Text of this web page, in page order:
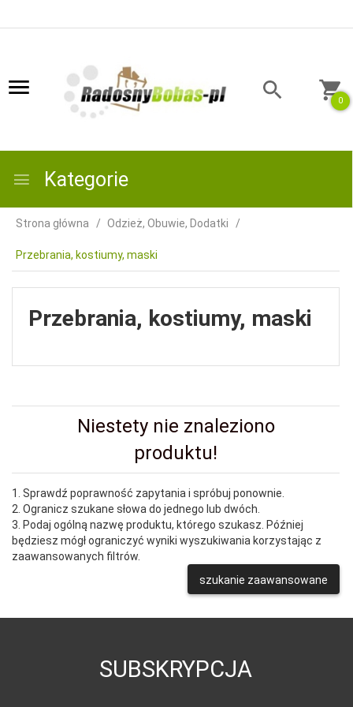
0
Kategorie
Strona główna Odzież, Obuwie, Dodatki
Przebrania, kostiumy, maski
Przebrania, kostiumy, maski
Niestety nie znaleziono
produktu!
1. Sprawdź poprawność zapytania i spróbuj ponownie.
2. Ogranicz szukane słowa do jednego lub dwóch.
3. Podaj ogólną nazwę produktu, którego szukasz. Później
będziesz mógł ograniczyć wyniki wyszukiwania korzystając z
zaawansowanych filtrów.
szukanie zaawansowane
SUBSKRYPCJA